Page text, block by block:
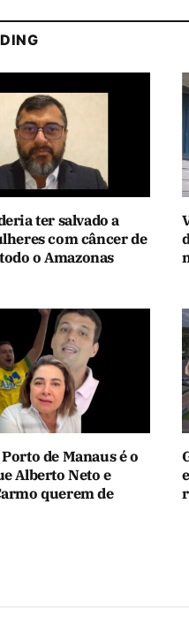
ter salvado a
com câncer de
o Amazonas
de Manaus é o
Alberto Neto e
querem de